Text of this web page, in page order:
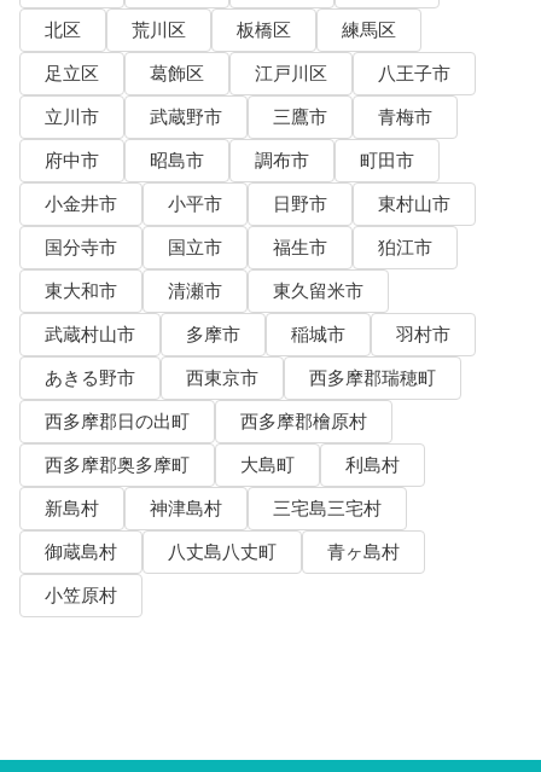
北区
荒川区 板橋区
練馬区
足立区
葛飾区 江戸川区
八王子市
立川市
武蔵野市 三鷹市
青梅市
府中市
昭島市 調布市
町田市
小金井市
小平市 日野市
東村山市
国分寺市
国立市 福生市
狛江市
東大和市
清瀬市
東久留米市
武蔵村山市
多摩市 稲城市
羽村市
あきる野市
西東京市
西多摩郡瑞穂町
西多摩郡日の出町
西多摩郡檜原村
西多摩郡奥多摩町
大島町
利島村
新島村
神津島村
三宅島三宅村
御蔵島村
八丈島八丈町
青ヶ島村
小笠原村